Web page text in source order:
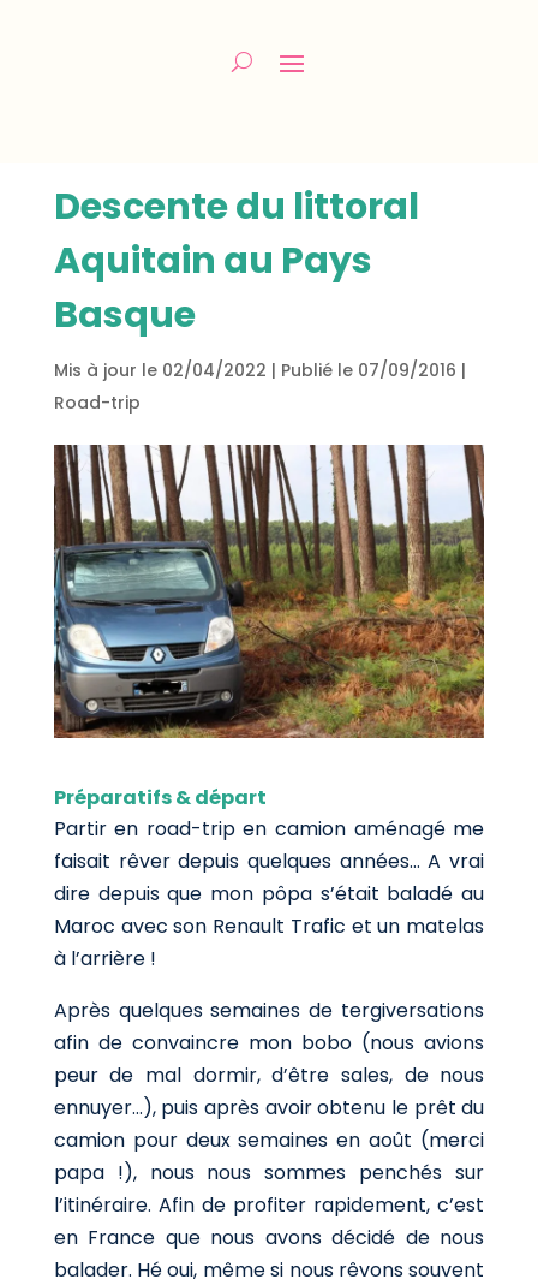
Descente du littoral
Aquitain au Pays
Basque
Mis à jour le 02/04/2022 | Publié le 07/09/2016 |
Road-trip
Préparatifs & départ
Partir en road-trip en camion aménagé me
faisait rêver depuis quelques années… A vrai
dire depuis que mon pôpa s’était baladé au
Maroc avec son Renault Trafic et un matelas
à l’arrière !
Après quelques semaines de tergiversations
afin de convaincre mon bobo (nous avions
peur de mal dormir, d’être sales, de nous
ennuyer…), puis après avoir obtenu le prêt du
camion pour deux semaines en août (merci
papa !), nous nous sommes penchés sur
l’itinéraire. Afin de profiter rapidement, c’est
en France que nous avons décidé de nous
balader. Hé oui, même si nous rêvons souvent